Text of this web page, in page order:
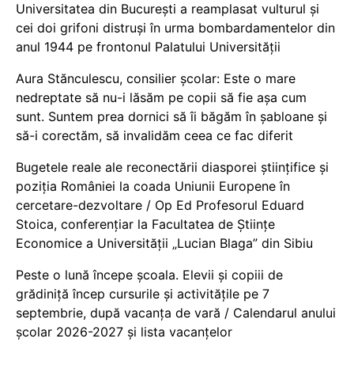
Universitatea din București a reamplasat vulturul și
cei doi grifoni distruși în urma bombardamentelor din
anul 1944 pe frontonul Palatului Universității
Aura Stănculescu, consilier școlar: Este o mare
nedreptate să nu-i lăsăm pe copii să fie așa cum
sunt. Suntem prea dornici să îi băgăm în șabloane și
să-i corectăm, să invalidăm ceea ce fac diferit
Bugetele reale ale reconectării diasporei științifice și
poziția României la coada Uniunii Europene în
cercetare-dezvoltare / Op Ed Profesorul Eduard
Stoica, conferențiar la Facultatea de Științe
Economice a Universității „Lucian Blaga” din Sibiu
Peste o lună începe școala. Elevii și copiii de
grădiniță încep cursurile și activitățile pe 7
septembrie, după vacanța de vară / Calendarul anului
școlar 2026-2027 și lista vacanțelor